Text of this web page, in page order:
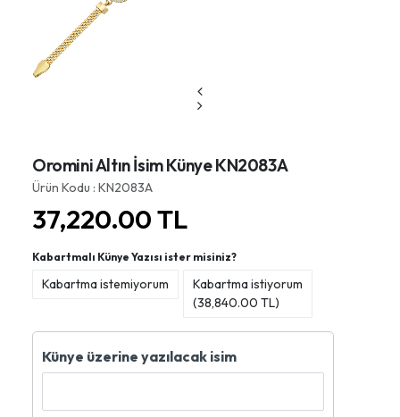
Oromini Altın İsim Künye KN2083A
Ürün Kodu : KN2083A
37,220.00TL
Kabartmalı Künye Yazısı ister misiniz?
Kabartma istemiyorum
Kabartma istiyorum
(38,840.00 TL)
Künye üzerine yazılacak isim